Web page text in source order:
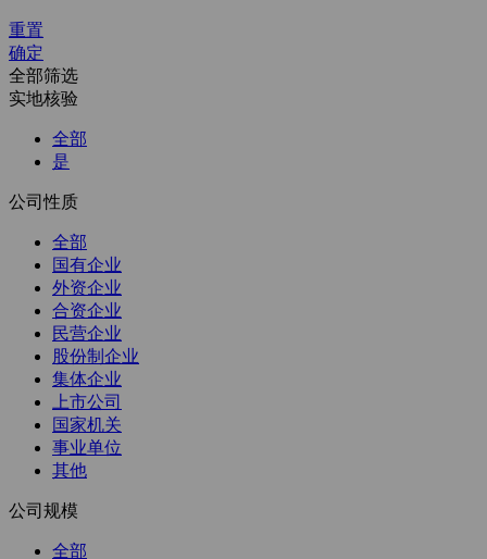
重置
确定
全部筛选
实地核验
全部
是
公司性质
全部
国有企业
外资企业
合资企业
民营企业
股份制企业
集体企业
上市公司
国家机关
事业单位
其他
公司规模
全部